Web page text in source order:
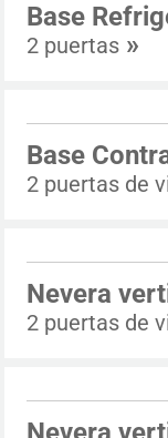
Base
2 puertas »
Base
2 puertas de
Nevera
2 puertas de